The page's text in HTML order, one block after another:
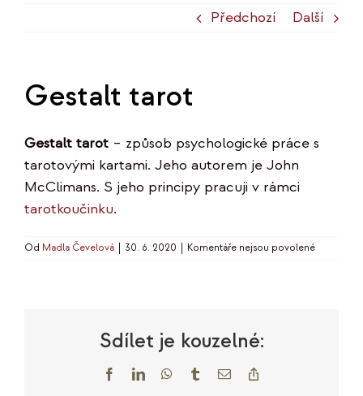
Předchozí Další
Gestalt tarot
Gestalt tarot – způsob psychologické práce s
tarotovými kartami. Jeho autorem je John
McClimans. S jeho principy pracuji v rámci
tarotkoučinku.
Od Madla Čevelová 30. 6. 2020 Komentáře nejsou povolenéu
Sdílet je kouzelné:
FacebookLinkedInWhatsApp
TumblrE-